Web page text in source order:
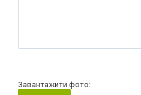
Завантажити фото: